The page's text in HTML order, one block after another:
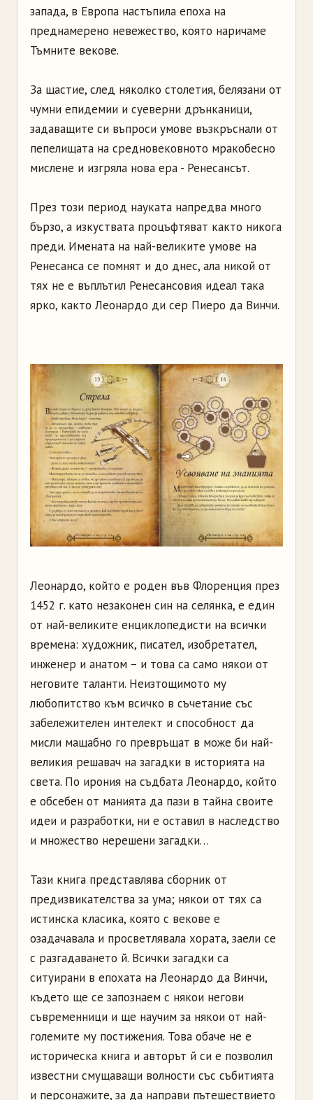
запада, в Европа настъпила епоха на
преднамерено невежество, която наричаме
Тъмните векове.
За щастие, след няколко столетия, белязани от
чумни епидемии и суеверни дрънканици,
задаващите си въпроси умове възкръснали от
пепелищата на средновековното мракобесно
мислене и изгряла нова ера - Ренесансът.
През този период науката напредва много
бързо, а изкуствата процъфтяват както никога
преди. Имената на най-великите умове на
Ренесанса се помнят и до днес, ала никой от
тях не е въплътил Ренесансовия идеал така
ярко, както Леонардо ди сер Пиеро да Винчи.
Леонардо, който е роден във Флоренция през
1452 г. като незаконен син на селянка, е един
от най-великите енциклопедисти на всички
времена: художник, писател, изобретател,
инженер и анатом – и това са само някои от
неговите таланти. Неизтощимото му
любопитство към всичко в съчетание със
забележителен интелект и способност да
мисли мащабно го превръщат в може би най-
великия решавач на загадки в историята на
света. По ирония на съдбата Леонардо, който
е обсебен от манията да пази в тайна своите
идеи и разработки, ни е оставил в наследство
и множество нерешени загадки…
Тази книга представлява сборник от
предизвикателства за ума; някои от тях са
истинска класика, която с векове е
озадачавала и просветлявала хората, заели се
с разгадаването й. Всички загадки са
ситуирани в епохата на Леонардо да Винчи,
където ще се запознаем с някои негови
съвременници и ще научим за някои от най-
големите му постижения. Това обаче не е
историческа книга и авторът й си е позволил
известни смущаващи волности със събитията
и персонажите, за да направи пътешествието